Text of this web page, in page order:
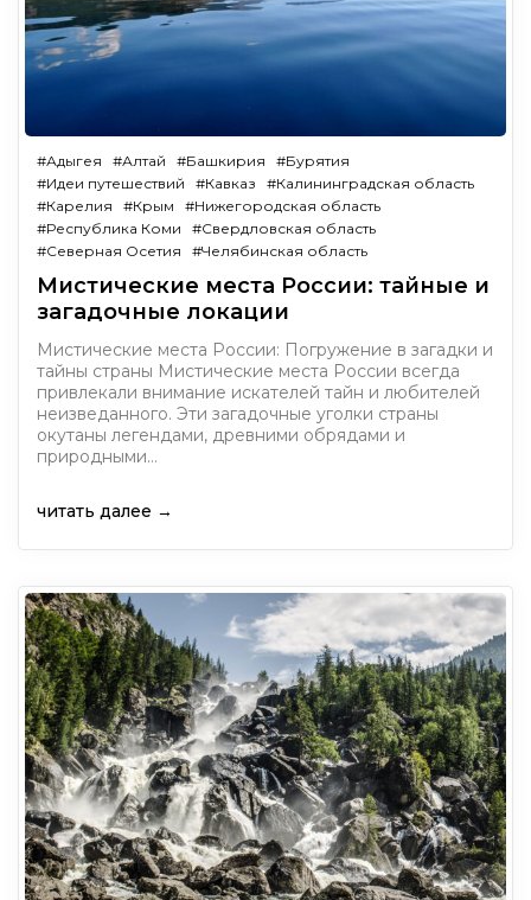
#Адыгея #Алтай #Башкирия
#Бурятия
#Идеи путешествий
#Кавказ
#Калининградская область
#Карелия
#Крым
#Нижегородская область
#Республика Коми
#Свердловская область
#Северная Осетия
#Челябинская область
Мистические места России: тайные и
загадочные локации
Мистические места России: Погружение в загадки и
тайны страны Мистические места России всегда
привлекали внимание искателей тайн и любителей
неизведанного. Эти загадочные уголки страны
окутаны легендами, древними обрядами и
природными…
читать далее →